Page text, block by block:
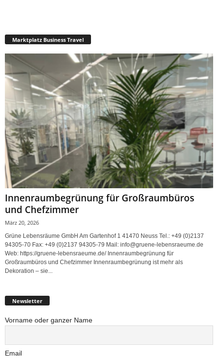
Marktplatz Business Travel
Innenraumbegrünung für Großraumbüros
und Chefzimmer
März 20, 2026
Grüne Lebensräume GmbH Am Gartenhof 1 41470 Neuss Tel.: +49 (0)2137
94305-70 Fax: +49 (0)2137 94305-79 Mail: info@gruene-lebensraeume.de
Web: https://gruene-lebensraeume.de/ Innenraumbegrünung für
Großraumbüros und Chefzimmer Innenraumbegrünung ist mehr als
Dekoration – sie...
Newsletter
Vorname oder ganzer Name
Email